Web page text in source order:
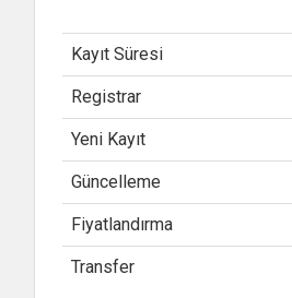
Kayıt Süresi
Registrar
Yeni Kayıt
Güncelleme
Fiyatlandırma
Transfer